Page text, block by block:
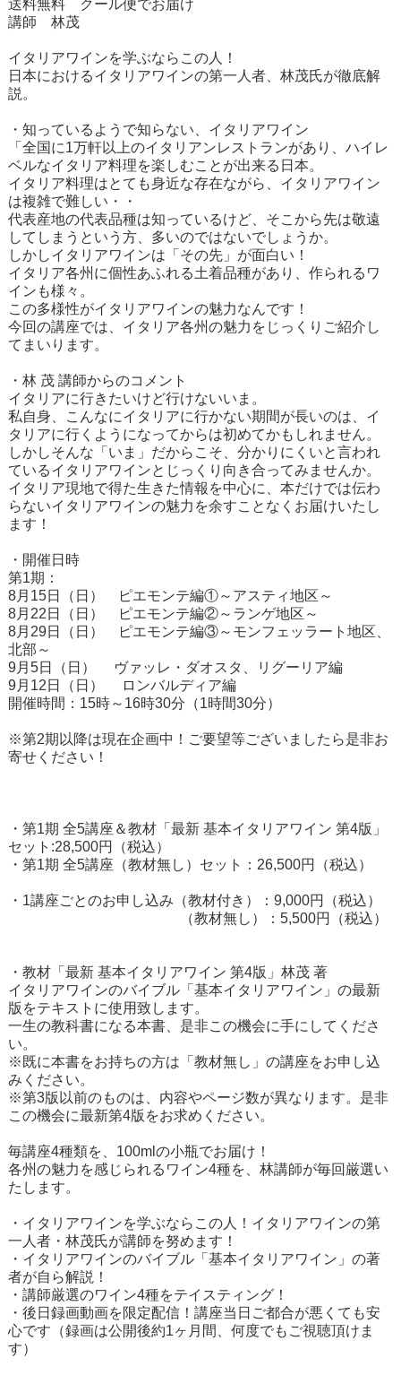
送料無料 クール便でお届け
講師 林茂
イタリアワインを学ぶならこの人！
日本におけるイタリアワインの第一人者、林茂氏が徹底解
説。
・知っているようで知らない、イタリアワイン
「全国に1万軒以上のイタリアンレストランがあり、ハイレ
ベルなイタリア料理を楽しむことが出来る日本。
イタリア料理はとても身近な存在ながら、イタリアワイン
は複雑で難しい・・
代表産地の代表品種は知っているけど、そこから先は敬遠
してしまうという方、多いのではないでしょうか。
しかしイタリアワインは「その先」が面白い！
イタリア各州に個性あふれる土着品種があり、作られるワ
インも様々。
この多様性がイタリアワインの魅力なんです！
今回の講座では、イタリア各州の魅力をじっくりご紹介し
てまいります。
・林 茂 講師からのコメント
イタリアに行きたいけど行けないいま。
私自身、こんなにイタリアに行かない期間が長いのは、イ
タリアに行くようになってからは初めてかもしれません。
しかしそんな「いま」だからこそ、分かりにくいと言われ
ているイタリアワインとじっくり向き合ってみませんか。
イタリア現地で得た生きた情報を中心に、本だけでは伝わ
らないイタリアワインの魅力を余すことなくお届けいたし
ます！
・開催日時
第1期：
8月15日（日） ピエモンテ編①～アスティ地区～
8月22日（日） ピエモンテ編②～ランゲ地区～
8月29日（日） ピエモンテ編③～モンフェッラート地区、
北部～
9月5日（日） ヴァッレ・ダオスタ、リグーリア編
9月12日（日） ロンバルディア編
開催時間：15時～16時30分（1時間30分）
※第2期以降は現在企画中！ご要望等ございましたら是非お
寄せください！
・第1期 全5講座＆教材「最新 基本イタリアワイン 第4版」
セット:28,500円（税込）
・第1期 全5講座（教材無し）セット：26,500円（税込）
・1講座ごとのお申し込み（教材付き）：9,000円（税込）
（教材無し）：5,500円（税込）
・教材「最新 基本イタリアワイン 第4版」林茂 著
イタリアワインのバイブル「基本イタリアワイン」の最新
版をテキストに使用致します。
一生の教科書になる本書、是非この機会に手にしてくださ
い。
※既に本書をお持ちの方は「教材無し」の講座をお申し込
みください。
※第3版以前のものは、内容やページ数が異なります。是非
この機会に最新第4版をお求めください。
毎講座4種類を、100mlの小瓶でお届け！
各州の魅力を感じられるワイン4種を、林講師が毎回厳選い
たします。
・イタリアワインを学ぶならこの人！イタリアワインの第
一人者・林茂氏が講師を努めます！
・イタリアワインのバイブル「基本イタリアワイン」の著
者が自ら解説！
・講師厳選のワイン4種をテイスティング！
・後日録画動画を限定配信！講座当日ご都合が悪くても安
心です（録画は公開後約1ヶ月間、何度でもご視聴頂けま
す）